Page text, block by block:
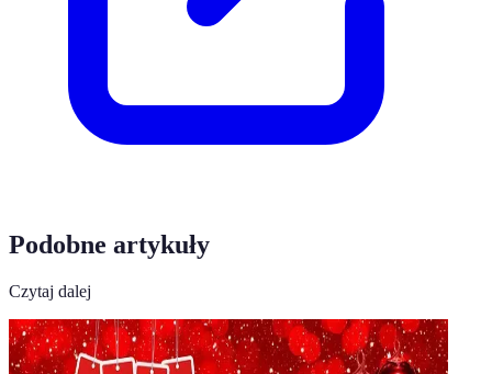
Podobne artykuły
Czytaj dalej